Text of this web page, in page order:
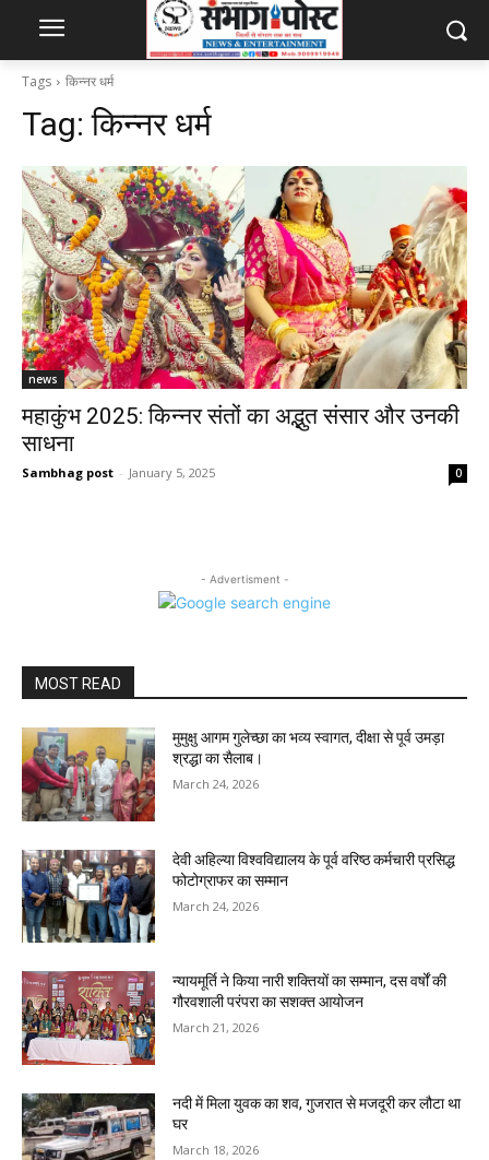
Tags किन्नर धर्म
Tag:किन्नर धर्म
news
महाकुंभ 2025: किन्नर संतों का अद्भुत संसार और उनकी
साधना
Sambhag post - January 5, 2025 0
- Advertisment -
MOST READ
मुमुक्षु आगम गुलेच्छा का भव्य स्वागत, दीक्षा से पूर्व उमड़ा
श्रद्धा का सैलाब।
March 24, 2026
देवी अहिल्या विश्वविद्यालय के पूर्व वरिष्ठ कर्मचारी प्रसिद्ध
फोटोग्राफर का सम्मान
March 24, 2026
न्यायमूर्ति ने किया नारी शक्तियों का सम्मान, दस वर्षों की
गौरवशाली परंपरा का सशक्त आयोजन
March 21, 2026
नदी में मिला युवक का शव, गुजरात से मजदूरी कर लौटा था
घर
March 18, 2026